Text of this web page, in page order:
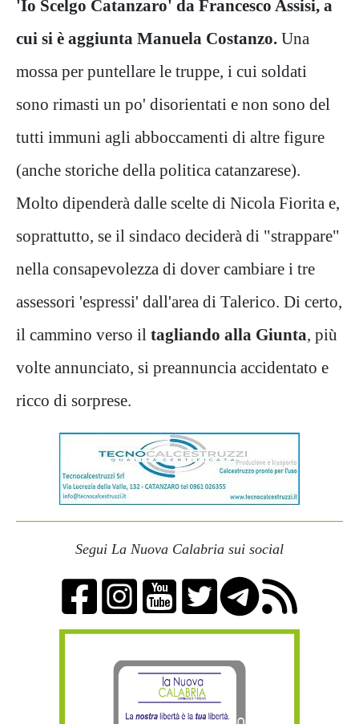
'Io Scelgo Catanzaro' da Francesco Assisi, a
cui si è aggiunta Manuela Costanzo. Una
mossa per puntellare le truppe, i cui soldati
sono rimasti un po' disorientati e non sono del
tutti immuni agli abboccamenti di altre figure
(anche storiche della politica catanzarese).
Molto dipenderà dalle scelte di Nicola Fiorita e,
soprattutto, se il sindaco deciderà di "strappare"
nella consapevolezza di dover cambiare i tre
assessori 'espressi' dall'area di Talerico. Di certo,
il cammino verso il tagliando alla Giunta, più
volte annunciato, si preannuncia accidentato e
ricco di sorprese.
Segui La Nuova Calabria sui social